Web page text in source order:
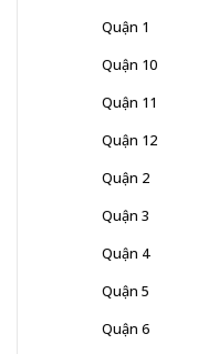
Quận 1
Quận 10
Quận 11
Quận 12
Quận 2
Quận 3
Quận 4
Quận 5
Quận 6